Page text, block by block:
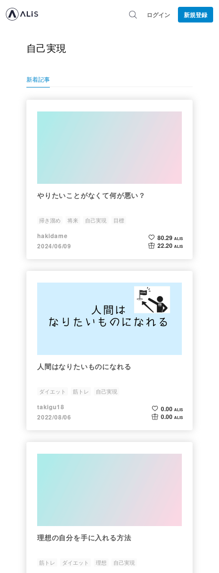
ログイン 新規登録
自己実現
新着記事
やりたいことがなくて何が悪い？
掃き溜め 将来 自己実現 目標
hakidame
2024/06/09
80.29 ALIS
22.20 ALIS
人間はなりたいものになれる
ダイエット 筋トレ 自己実現
takigu18
2022/08/06
0.00 ALIS
0.00 ALIS
理想の自分を手に入れる方法
筋トレ ダイエット 理想 自己実現